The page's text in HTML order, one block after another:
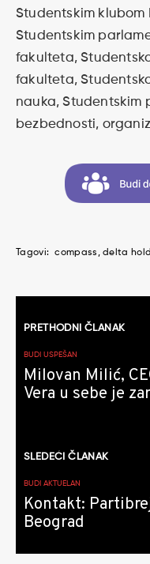
Studentskim
Studentskim
fakulteta,
fakulteta,
nauka, Studentskim
bezbednosti,
Tagovi: compass delta
članaka
PRETHODNI ČLANAK
BUDI USPEŠAN
Milovan Milić,
Vera u sebe je
SLEDEĆI ČLANAK
BUDI AKTUELAN
Kontakt:
Beograd